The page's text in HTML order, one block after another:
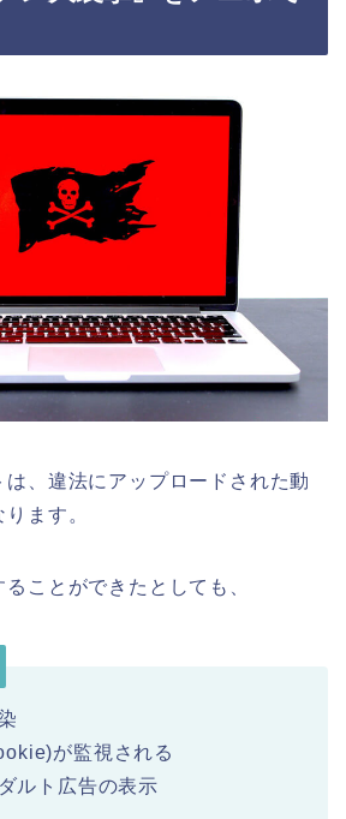
、違法にアップロードされた動
ます。
ことができたとしても、
が監視される
ルト広告の表示